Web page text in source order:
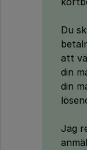
Du
att
din
din
Jag